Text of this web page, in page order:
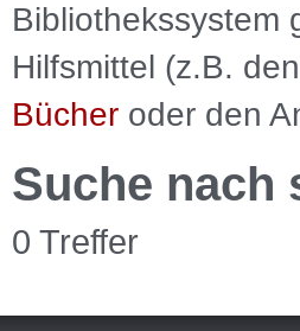
Bibliothekssystem
Hilfsmittel (z.B. den
Bücher oder den
Suche nach
0 Treffer